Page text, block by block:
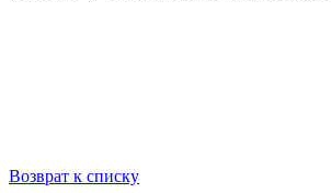
Возврат к списку